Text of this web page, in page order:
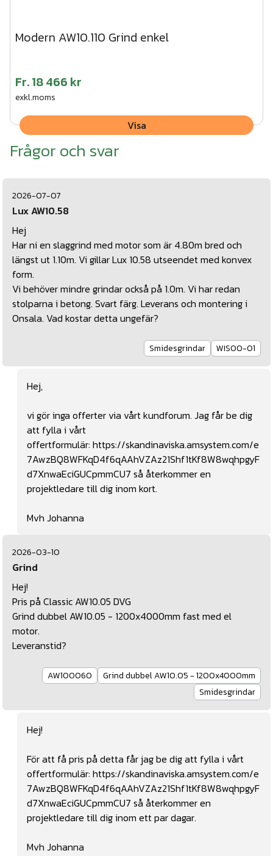
Modern AW10.110 Grind enkel
Fr.18 466 kr
exkl.moms
Visa
Frågor och svar
2026-07-07
Lux AW10.58
Hej
Har ni en slaggrind med motor som är 4.80m bred och
längst ut 1.10m. Vi gillar Lux 10.58 utseendet med konvex
form.
Vi behöver mindre grindar också på 1.0m. Vi har redan
stolparna i betong. Svart färg. Leverans och montering i
Onsala. Vad kostar detta ungefär?
Smidesgrindar WIS00-01
Hej,
vi gör inga offerter via vårt kundforum. Jag får be dig
att fylla i vårt
offertformulär: https://skandinaviska.amsystem.com/e
7AwzBQ8WFKqD4f6qAAhVZAz21Shf1tKf8W8wqhpgyF
d7XnwaEciGUCpmmCU7 så återkommer en
projektledare till dig inom kort.
Mvh Johanna
2026-03-10
Grind
Hej!
Pris på Classic AW10.05 DVG
Grind dubbel AW10.05 - 1200x4000mm fast med el
motor.
Leveranstid?
AW100060
Grind dubbel AW10.05 - 1200x4000mm
Smidesgrindar
Hej!
För att få pris på detta får jag be dig att fylla i vårt
offertformulär: https://skandinaviska.amsystem.com/e
7AwzBQ8WFKqD4f6qAAhVZAz21Shf1tKf8W8wqhpgyF
d7XnwaEciGUCpmmCU7 så återkommer en
projektledare till dig inom ett par dagar.
Mvh Johanna